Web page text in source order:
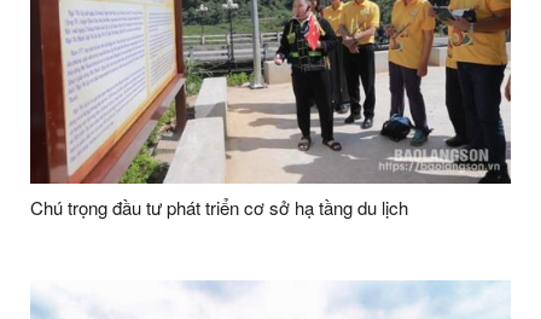
Chú trọng đầu tư phát triển cơ sở hạ tầng du lịch